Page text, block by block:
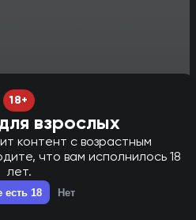
18+
взрослых
контент с возрастным
что вам исполнилось 18
лет.
есть 18 Нет
ДЛЯ ПЕРЕХОДА!